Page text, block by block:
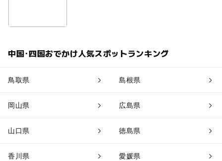
中国･四国おでかけ人気スポットランキング
鳥取県 島根県
岡山県 広島県
山口県 徳島県
香川県 愛媛県